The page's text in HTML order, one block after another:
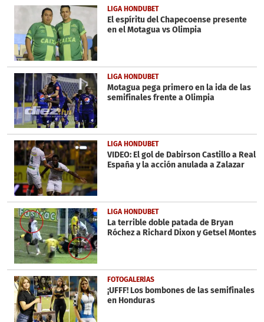
LIGA HONDUBET
El espíritu del Chapecoense presente
en el Motagua vs Olimpia
LIGA HONDUBET
Motagua pega primero en la ida de las
semifinales frente a Olimpia
LIGA HONDUBET
VIDEO: El gol de Dabirson Castillo a Real
España y la acción anulada a Zalazar
LIGA HONDUBET
La terrible doble patada de Bryan
Róchez a Richard Dixon y Getsel Montes
FOTOGALERÍAS
¡UFFF! Los bombones de las semifinales
en Honduras